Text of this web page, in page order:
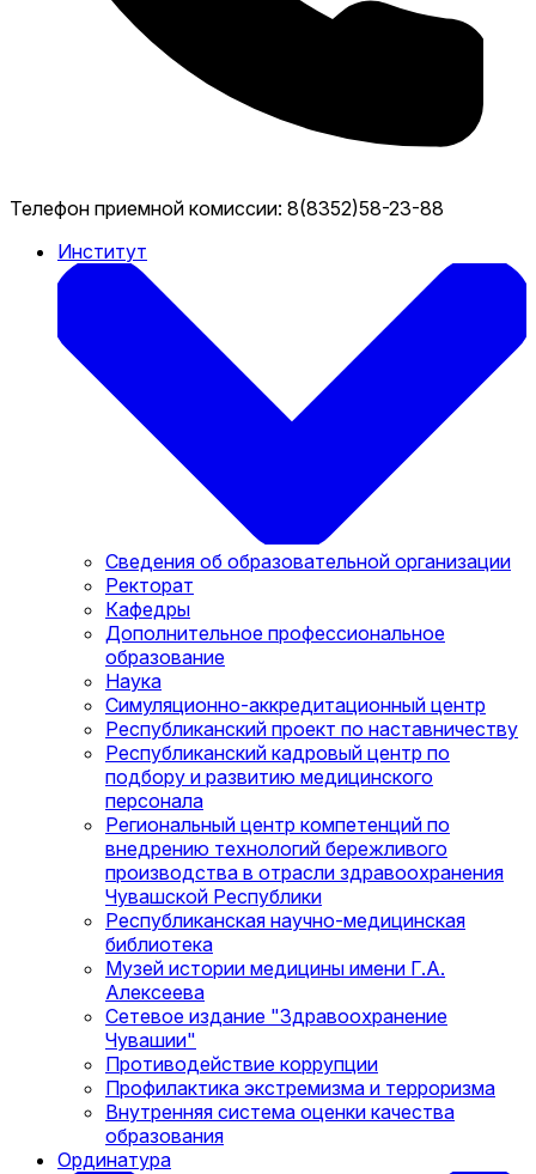
Телефон приемной комиссии: 8(8352)58-23-88
Институт
Сведения об образовательной организации
Ректорат
Кафедры
Дополнительное профессиональное
образование
Наука
Симуляционно-аккредитационный центр
Республиканский проект по наставничеству
Республиканский кадровый центр по
подбору и развитию медицинского
персонала
Региональный центр компетенций по
внедрению технологий бережливого
производства в отрасли здравоохранения
Чувашской Республики
Республиканская научно-медицинская
библиотека
Музей истории медицины имени Г.А.
Алексеева
Сетевое издание "Здравоохранение
Чувашии"
Противодействие коррупции
Профилактика экстремизма и терроризма
Внутренняя система оценки качества
образования
Ординатура